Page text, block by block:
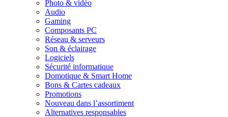
Photo & vidéo
Audio
Gaming
Composants PC
Réseau & serveurs
Son & éclairage
Logiciels
Sécurité informatique
Domotique & Smart Home
Bons & Cartes cadeaux
Promotions
Nouveau dans l’assortiment
Alternatives responsables